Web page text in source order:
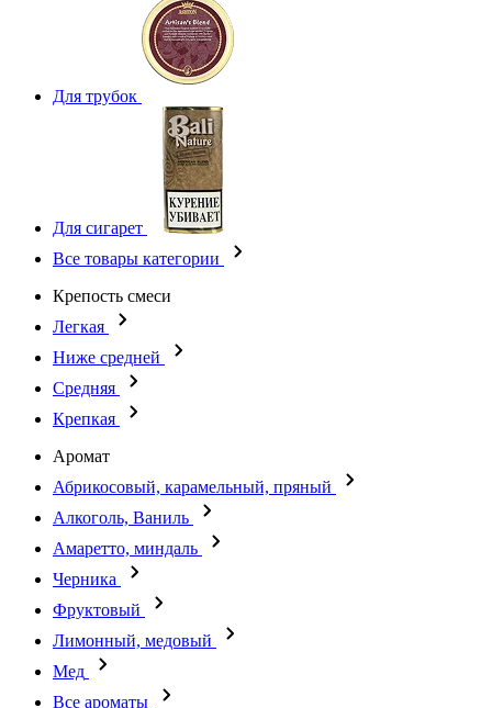
Для трубок
Для сигарет
Все товары категории
Крепость смеси
Легкая
Ниже средней
Средняя
Крепкая
Аромат
Абрикосовый, карамельный, пряный
Алкоголь, Ваниль
Амаретто, миндаль
Черника
Фруктовый
Лимонный, медовый
Мед
Все ароматы